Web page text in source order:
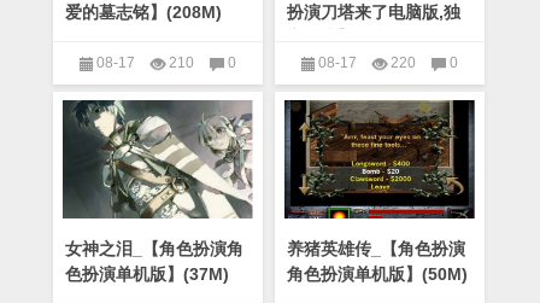
爱的墓志铭】(208M)
08-17 210
0
角色扮演
扮演刀塔来了电脑版,独
08-17 220
0
角色扮演
女神之泪_【角色扮演角
色扮演单机版】(37M)
养猪英雄传_【角色扮演
角色扮演单机版】(50M)